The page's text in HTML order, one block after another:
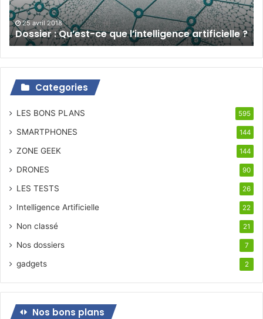
?
25 avril 2018
Dossier : Qu’est-ce que l’intelligence artificielle ?
Categories
LES BONS PLANS 595
SMARTPHONES 144
ZONE GEEK 144
DRONES 90
LES TESTS 26
Intelligence Artificielle 22
Non classé 21
Nos dossiers 7
gadgets 2
Nos bons plans